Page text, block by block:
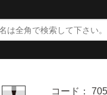
コード：